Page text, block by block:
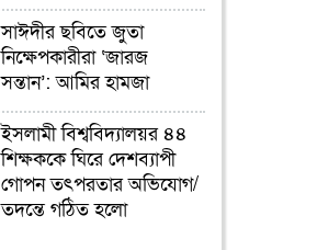
সাঈদীর ছবিতে জুতা
নিক্ষেপকারীরা ‘জারজ
সন্তান’: আমির হামজা
ইসলামী বিশ্ববিদ্যালয়র ৪৪
শিক্ষককে ঘিরে দেশব্যাপী
গোপন তৎপরতার অভিযোগ/
তদন্তে গঠিত হলো